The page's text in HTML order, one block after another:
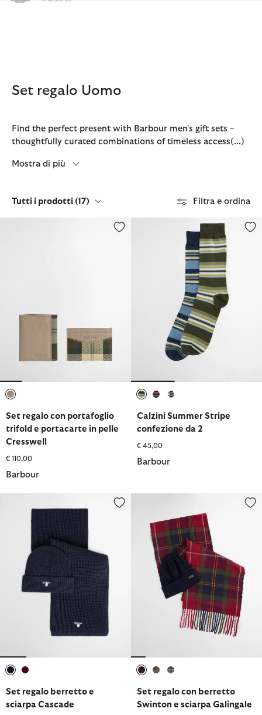
Clicca per visualizzare la nostra Dichiarazione di Accessibilità
Set regalo Uomo
Find the perfect present with Barbour men's gift sets –
thoughtfully curated combinations of timeless access(...)
Mostra di più
Tutti i prodotti (17) Filtra e ordina
Set regalo con portafoglio trifold e portacarte in pelle Cresswell
Set regalo con portafoglio
trifold e portacarte in pelle
Cresswell
€ 110,00
Barbour
Calzini Summer Stripe
Calzini Summer Stripe
confezione da 2
€ 45,00
Barbour
Set regalo berretto e sciarpa Cascade
Set regalo berretto e
sciarpa Cascade
Set regalo con berretto
Set regalo con berretto
Swinton e sciarpa Galingale